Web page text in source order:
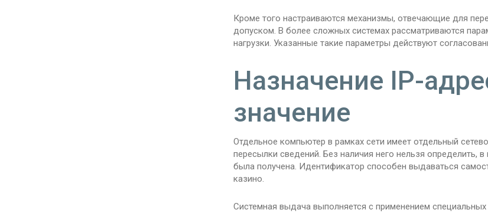
Кроме того настраиваются механизмы, отвечающие для
допуском. В более сложных системах рассматриваются
нагрузки. Указанные такие параметры действуют
Назначение IP-
значение
Отдельное компьютер в рамках сети имеет отдельный
пересылки сведений. Без наличия него нельзя определить,
была получена. Идентификатор способен выдаваться
казино.
Системная выдача выполняется с применением